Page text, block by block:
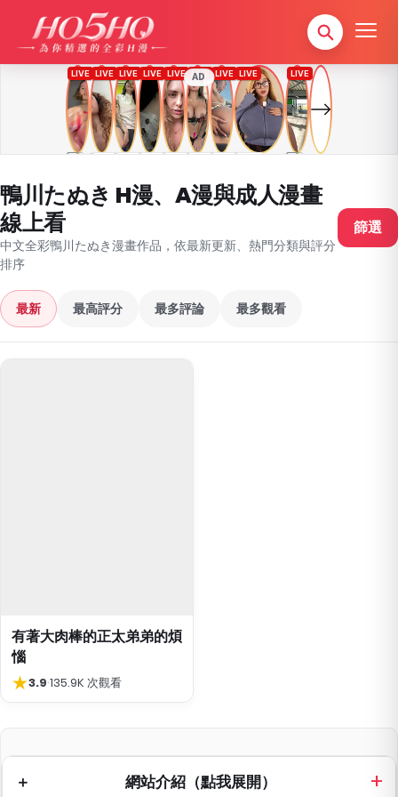
AD
鴨川たぬき H漫、A漫與成人漫畫
線上看
中文全彩鴨川たぬき漫畫作品，依最新更新、熱門分類與評分
排序
篩選
最新 最高評分 最多評論 最多觀看
有著大肉棒的正太弟弟的煩
惱
★3.9·135.9K 次觀看
網站介紹（點我展開）